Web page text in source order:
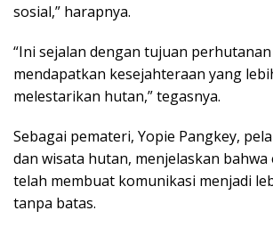
sosial,” harapnya.
“Ini sejalan dengan tujuan
mendapatkan kesejahteraan yang
melestarikan hutan,” tegasnya.
Sebagai pemateri, Yopie Pangkey,
dan wisata hutan, menjelaskan bahwa
telah membuat komunikasi menjadi
tanpa batas.